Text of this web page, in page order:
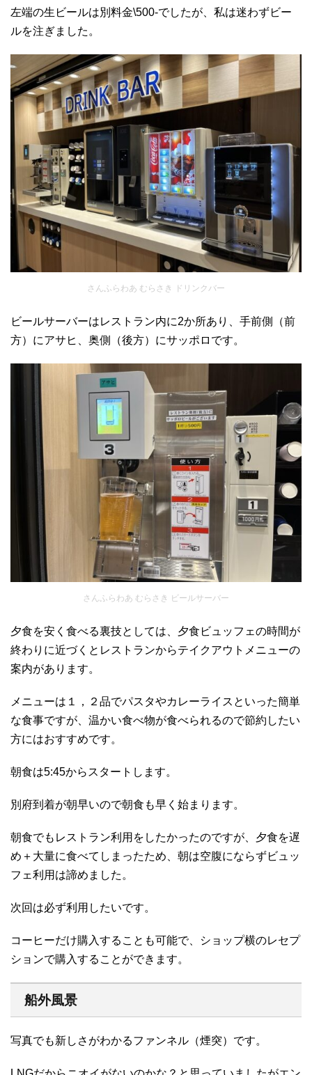
左端の生ビールは別料金\500-でしたが、私は迷わずビー
ルを注ぎました。
さんふらわあ むらさき ドリンクバー
ビールサーバーはレストラン内に2か所あり、手前側（前
方）にアサヒ、奥側（後方）にサッポロです。
さんふらわあ むらさき ビールサーバー
夕食を安く食べる裏技としては、夕食ビュッフェの時間が
終わりに近づくとレストランからテイクアウトメニューの
案内があります。
メニューは１，２品でパスタやカレーライスといった簡単
な食事ですが、温かい食べ物が食べられるので節約したい
方にはおすすめです。
朝食は5:45からスタートします。
別府到着が朝早いので朝食も早く始まります。
朝食でもレストラン利用をしたかったのですが、夕食を遅
め＋大量に食べてしまったため、朝は空腹にならずビュッ
フェ利用は諦めました。
次回は必ず利用したいです。
コーヒーだけ購入することも可能で、ショップ横のレセプ
ションで購入することができます。
船外風景
写真でも新しさがわかるファンネル（煙突）です。